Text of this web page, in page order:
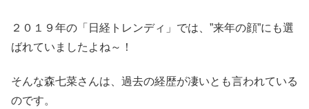
２０１９年の「日経トレンディ」では、”来年の顔”にも選
ばれていましたよね～！
そんな森七菜さんは、過去の経歴が凄いとも言われている
のです。